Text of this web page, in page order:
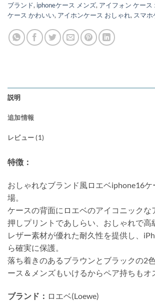
ブランド, iphoneケース メンズ, アイフォン ケース
ケース かわいい, アイホンケース おしゃれ, スマ
説明
追加情報
レビュー (1)
特徴：
おしゃれなブランド風ロエベiphone16
場。
ケースの背面にロエベのアイコニックな
押しプリントであしらい、おしゃれで高
レザー素材が優れた耐久性を提供し、
ら確実に保護。
落ち着きのあるブラウンとブラックの2
ース＆メンズもいけるからペア持ちもオ
ブランド： ロエベ(Loewe)